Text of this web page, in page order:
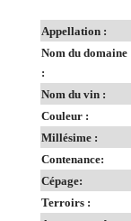
Appellation :
Nom du domaine
:
Nom du vin :
Couleur :
Millésime :
Contenance:
Cépage:
Terroirs :